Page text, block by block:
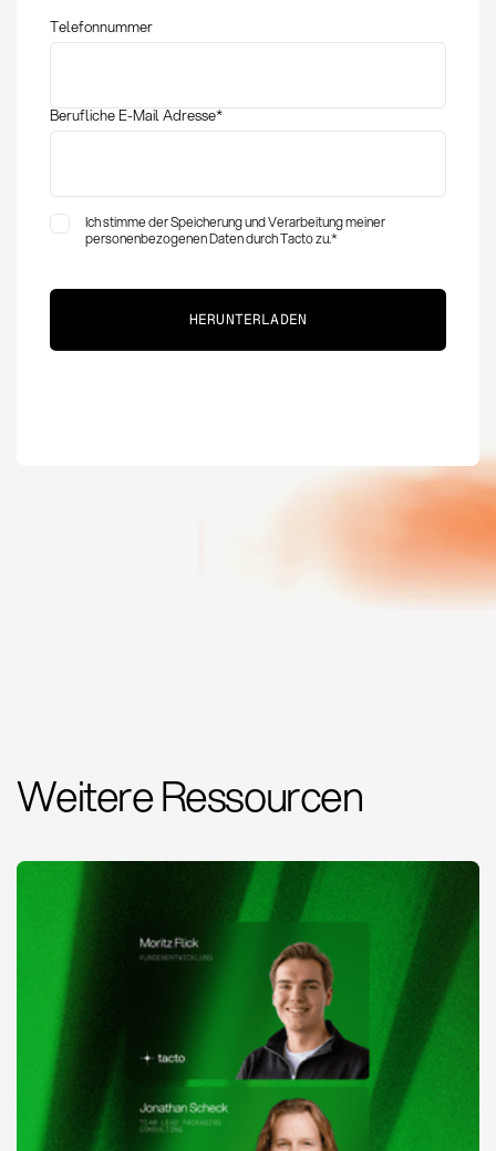
Telefonnummer
Berufliche E-Mail Adresse*
Ich stimme der Speicherung und Verarbeitung meiner
personenbezogenen Daten durch Tacto zu.*
Weitere Ressourcen